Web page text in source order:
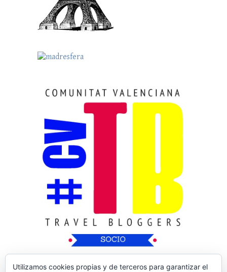
Utilizamos cookies propias y de terceros para garantizar el